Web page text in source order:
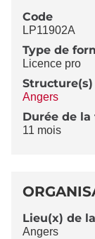
Code
LP11902A
Type de
Licence pro
Angers
Durée de
11 mois
Lieu(x) de
Angers